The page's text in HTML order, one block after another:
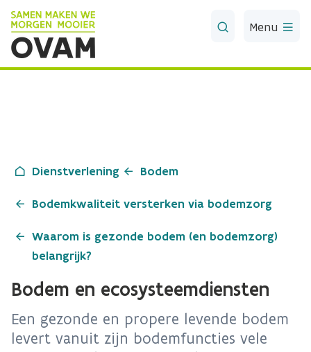
Skip to Main Content
Menu
Dienstverlening Bodem
Bodemkwaliteit versterken via bodemzorg
Waarom is gezonde bodem (en bodemzorg)
belangrijk?
Bodem en ecosysteemdiensten
Een gezonde en propere levende bodem
levert vanuit zijn bodemfuncties vele